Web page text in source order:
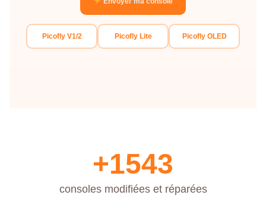
Picofly V1/2 Picofly Lite Picofly OLED
+1543
consoles modifiées et réparées